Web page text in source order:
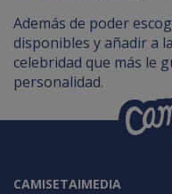
Además de poder
disponibles y añadir a
celebridad que más le
personalidad.
CAMISETAIMEDIA